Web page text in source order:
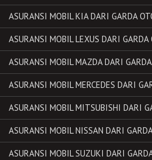
ASURANSI MOBIL KIA DARI GARDA
ASURANSI MOBIL LEXUS DARI GARDA
ASURANSI MOBIL MAZDA DARI
ASURANSI MOBIL MERCEDES DARI
ASURANSI MOBIL MITSUBISHI DARI
ASURANSI MOBIL NISSAN DARI
ASURANSI MOBIL SUZUKI DARI